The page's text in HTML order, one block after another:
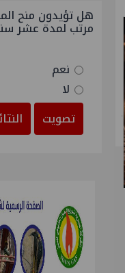
هل تؤيدون منح
مرتب لمدة عشر
نعم
لا
تصويت